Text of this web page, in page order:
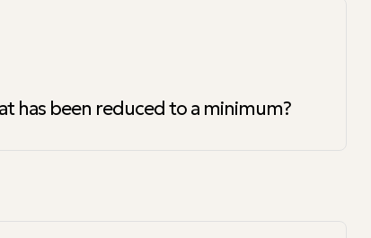
has been reduced to a minimum?